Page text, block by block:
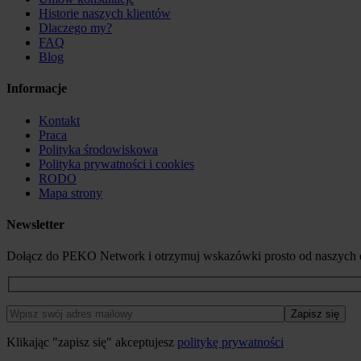
Historie naszych klientów
Dlaczego my?
FAQ
Blog
Informacje
Kontakt
Praca
Polityka środowiskowa
Polityka prywatności i cookies
RODO
Mapa strony
Newsletter
Dołącz do PEKO Network i otrzymuj wskazówki prosto od naszych
Klikając "zapisz się" akceptujesz politykę prywatności